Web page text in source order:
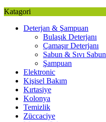
Katagori
Deterjan & Şampuan
Bulaşık Deterjanı
Çamaşır Deterjanı
Sabun & Sıvı Sabun
Şampuan
Elektronic
Kişisel Bakım
Kırtasiye
Kolonya
Temizlik
Züccaciye